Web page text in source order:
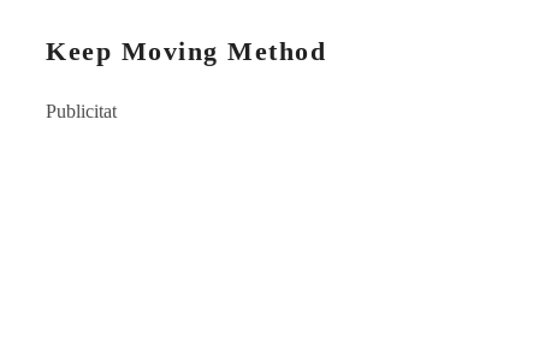
Keep Moving Method
Publicitat